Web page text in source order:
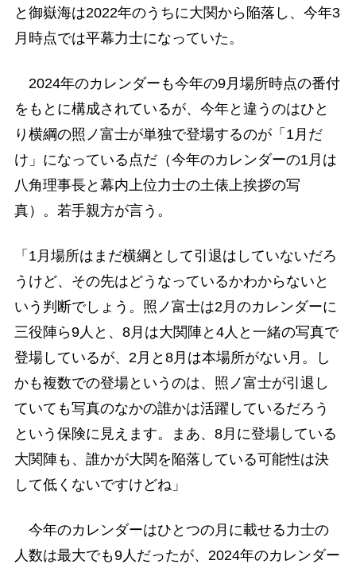
と御嶽海は2022年のうちに大関から陥落し、今年3
月時点では平幕力士になっていた。
2024年のカレンダーも今年の9月場所時点の番付
をもとに構成されているが、今年と違うのはひと
り横綱の照ノ富士が単独で登場するのが「1月だ
け」になっている点だ（今年のカレンダーの1月は
八角理事長と幕内上位力士の土俵上挨拶の写
真）。若手親方が言う。
「1月場所はまだ横綱として引退はしていないだろ
うけど、その先はどうなっているかわからないと
いう判断でしょう。照ノ富士は2月のカレンダーに
三役陣ら9人と、8月は大関陣と4人と一緒の写真で
登場しているが、2月と8月は本場所がない月。し
かも複数での登場というのは、照ノ富士が引退し
ていても写真のなかの誰かは活躍しているだろう
という保険に見えます。まあ、8月に登場している
大関陣も、誰かが大関を陥落している可能性は決
して低くないですけどね」
今年のカレンダーはひとつの月に載せる力士の
人数は最大でも9人だったが、2024年のカレンダー